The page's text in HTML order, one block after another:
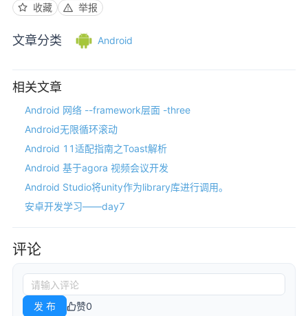
收藏 举报
文章分类 Android
相关文章
Android 网络 --framework层面 -three
Android无限循环滚动
Android 11适配指南之Toast解析
Android 基于agora 视频会议开发
Android Studio将unity作为library库进行调用。
安卓开发学习——day7
评论
发 布 赞0